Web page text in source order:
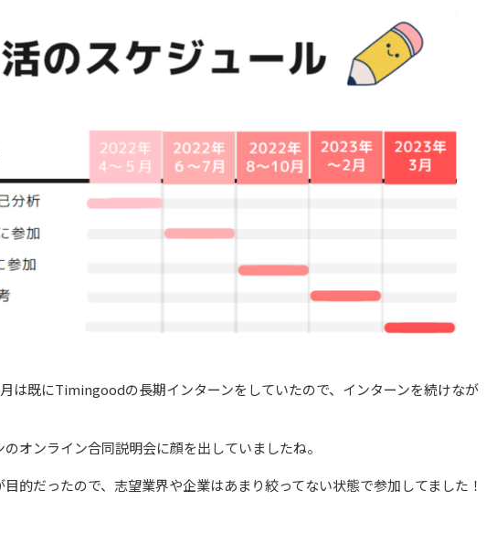
は既にTimingoodの長期インターンをしていたので、インターンを続けなが
オンライン合同説明会に顔を出していましたね。
的だったので、志望業界や企業はあまり絞ってない状態で参加してました！